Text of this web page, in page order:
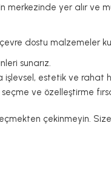
merkezinde yer alır ve
dostu malzemeler
sunarız.
estetik ve rahat
ve özelleştirme
çekinmeyin.